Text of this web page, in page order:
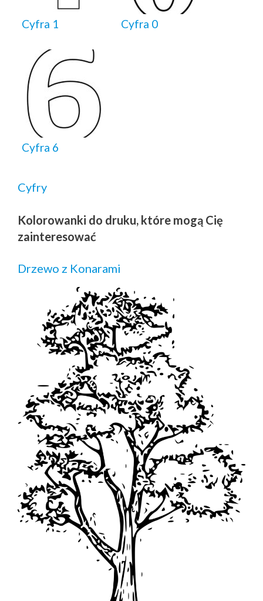
Cyfra 1 Cyfra 0
Cyfra 6
Cyfry
Kolorowanki do druku, które mogą Cię
zainteresować
Drzewo z Konarami